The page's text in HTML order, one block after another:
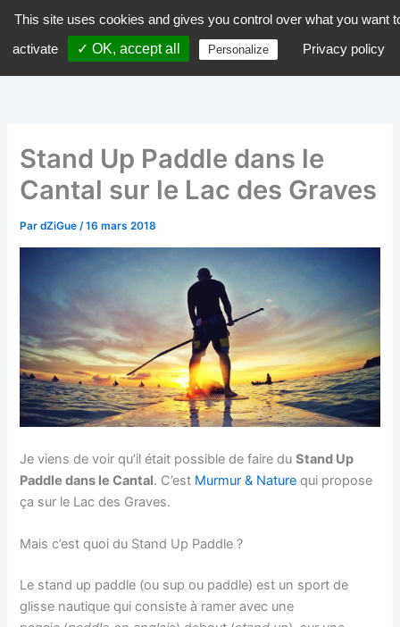
contenu
dZiGue
Stand Up Paddle dans le
Cantal sur le Lac des Graves
PardZiGue/16 mars 2018
Je viens de voir qu’il était possible de faire duStand Up
Paddle dans le Cantal. C’est Murmur & Nature qui propose
ça sur le Lac des Graves.
Mais c’est quoi du Stand Up Paddle ?
Le stand up paddle (ou sup ou paddle) est un sport de
glisse nautique qui consiste à ramer avec une
This site uses cookies and gives you control over what you want
activate
✓ OK, accept all Personalize Privacy policy